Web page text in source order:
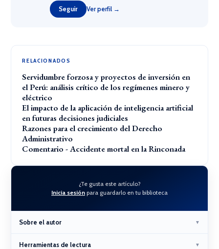
Seguir Ver perfil →
RELACIONADOS
Servidumbre forzosa y proyectos de inversión en
el Perú: análisis crítico de los regímenes minero y
eléctrico
El impacto de la aplicación de inteligencia artificial
en futuras decisiones judiciales
Razones para el crecimiento del Derecho
Administrativo
Comentario - Accidente mortal en la Rinconada
¿Te gusta este artículo?
Inicia sesión para guardarlo en tu biblioteca
Sobre el autor ▼
Herramientas de lectura ▼